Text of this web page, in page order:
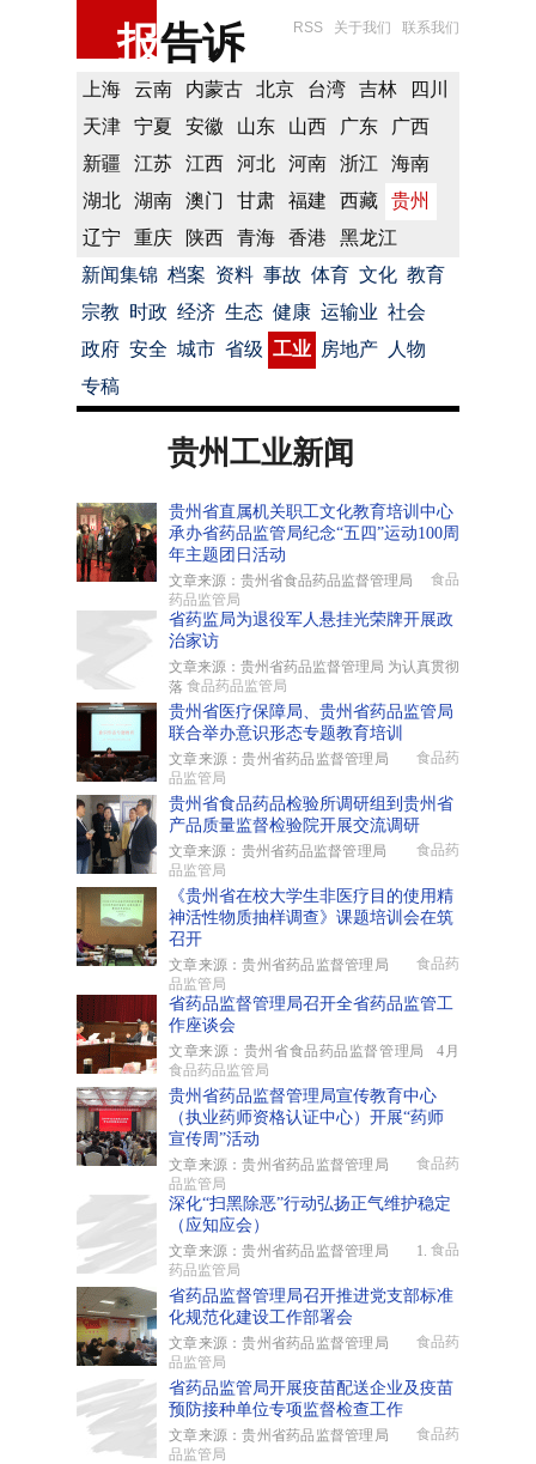
报告诉 RSS 关于我们 联系我们
上海 云南 内蒙古 北京 台湾 吉林
四川
天津
宁夏 安徽 山东 山西 广东
广西
新疆
江苏 江西 河北 河南 浙江
海南
湖北
湖南 澳门 甘肃 福建 西藏
贵州
辽宁
重庆 陕西 青海 香港
黑龙江
新闻集锦 档案 资料 事故 体育 文化 教育
宗教 时政 经济 生态 健康 运输业 社会
政府 安全 城市 省级 工业 房地产
人物
专稿
贵州工业新闻
贵州省直属机关职工文化教育培训中心
承办省药品监管局纪念“五四”运动100周
年主题团日活动
文章来源：贵州省食品药品监督管理局 食品
药品监管局
省药监局为退役军人悬挂光荣牌开展政
治家访
文章来源：贵州省药品监督管理局 为认真贯彻
落 食品药品监管局
贵州省医疗保障局、贵州省药品监管局
联合举办意识形态专题教育培训
文章来源：贵州省药品监督管理局 食品药
品监管局
贵州省食品药品检验所调研组到贵州省
产品质量监督检验院开展交流调研
文章来源：贵州省药品监督管理局 食品药
品监管局
《贵州省在校大学生非医疗目的使用精
神活性物质抽样调查》课题培训会在筑
召开
文章来源：贵州省药品监督管理局 食品药
品监管局
省药品监督管理局召开全省药品监管工
作座谈会
文章来源：贵州省食品药品监督管理局 4月
食品药品监管局
贵州省药品监督管理局宣传教育中心
（执业药师资格认证中心）开展“药师
宣传周”活动
文章来源：贵州省药品监督管理局 食品药
品监管局
深化“扫黑除恶”行动弘扬正气维护稳定
（应知应会）
文章来源：贵州省药品监督管理局 1. 食品
药品监管局
省药品监督管理局召开推进党支部标准
化规范化建设工作部署会
文章来源：贵州省药品监督管理局 食品药
品监管局
省药品监管局开展疫苗配送企业及疫苗
预防接种单位专项监督检查工作
文章来源：贵州省药品监督管理局 食品药
品监管局